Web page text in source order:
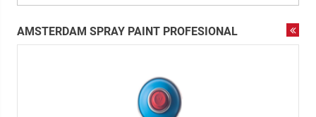
AMSTERDAM SPRAY PAINT PROFESIONAL